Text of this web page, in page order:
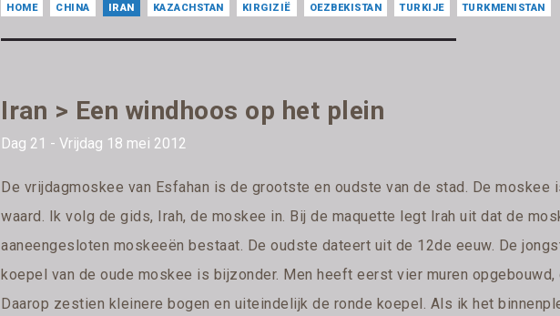
HOME CHINA IRAN KAZACHSTAN KIRGIZIË OEZBEKISTAN TURKIJE TURKMENISTAN
Iran > Een windhoos op het plein
Dag 21 - Vrijdag 18 mei 2012
De vrijdagmoskee van Esfahan is de grootste en oudste van de stad. De moskee
waard. Ik volg de gids, Irah, de moskee in. Bij de maquette legt Irah uit dat de
aaneengesloten moskeeën bestaat. De oudste dateert uit de 12de eeuw. De
koepel van de oude moskee is bijzonder. Men heeft eerst vier muren opgebouwd,
Daarop zestien kleinere bogen en uiteindelijk de ronde koepel. Als ik het